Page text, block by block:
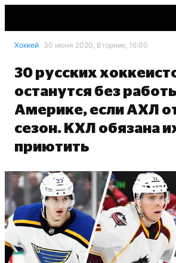
Хоккей 30 июня 2020, Вторник, 16:00
30 русских
останутся без
Америке, если АХЛ
сезон. КХЛ обязана
приютить